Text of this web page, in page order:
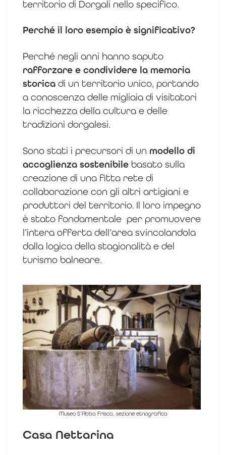
territorio di Dorgali nello specifico.
Perché il loro esempio è significativo?
Perché negli anni hanno saputo
rafforzare e condividere la memoria
storica di un territorio unico, portando
a conoscenza delle migliaia di visitatori
la ricchezza della cultura e delle
tradizioni dorgalesi.
Sono stati i precursori di un modello di
accoglienza sostenibile basato sulla
creazione di una fitta rete di
collaborazione con gli altri artigiani e
produttori del territorio. Il loro impegno
è stato fondamentale per promuovere
l’intera offerta dell’area svincolandola
dalla logica della stagionalità e del
turismo balneare.
Museo S’Abba Frisca, sezione etnografica
Casa Nettarina